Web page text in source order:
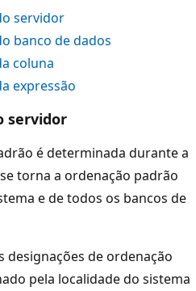
servidor
banco de dados
coluna
expressão
servidor
é determinada durante a
torna a ordenação padrão
e de todos os bancos de
designações de ordenação
pela localidade do sistema